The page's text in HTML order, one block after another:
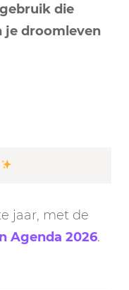
die
je droomleven
jaar, met de
Agenda 2026.